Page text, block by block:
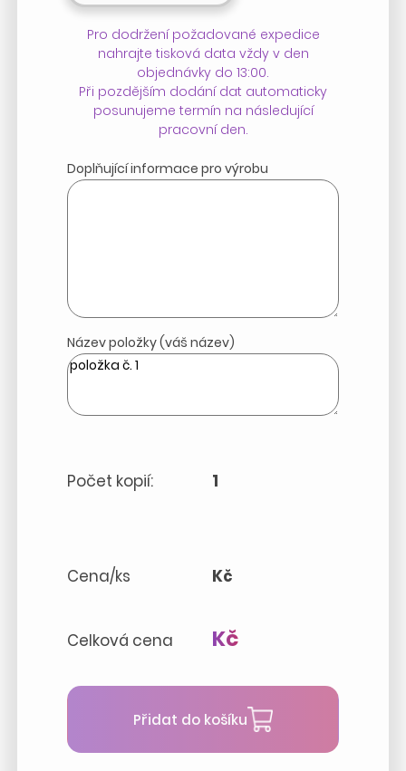
Pro dodržení požadované expedice
nahrajte tisková data vždy v den
objednávky do 13:00.
Při pozdějším dodání dat automaticky
posunujeme termín na následující
pracovní den.
Název položky (váš název)
Počet kopií: 1
Cena/ks Kč
Celková cena Kč
Doplňující informace pro výrobu
Přidat do košíku